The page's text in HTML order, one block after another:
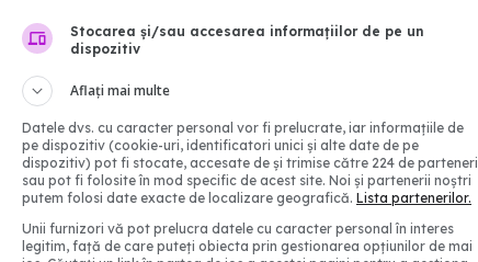
Stocarea și/sau accesarea informațiilor de pe un
dispozitiv
Aflați mai multe
Datele dvs. cu caracter personal vor fi prelucrate, iar informațiile de
pe dispozitiv (cookie-uri, identificatori unici și alte date de pe
dispozitiv) pot fi stocate, accesate de și trimise către 224 de parteneri
sau pot fi folosite în mod specific de acest site. Noi și partenerii noștri
putem folosi date exacte de localizare geografică. Lista partenerilor.
Unii furnizori vă pot prelucra datele cu caracter personal în interes
legitim, față de care puteți obiecta prin gestionarea opțiunilor de mai